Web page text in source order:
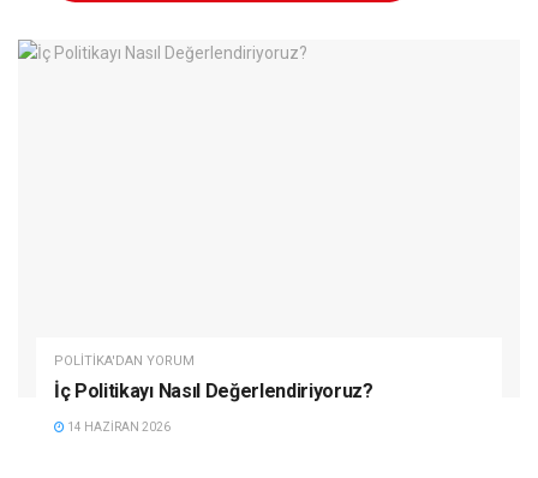
POLITIKA'DAN YORUM
İç Politikayı Nasıl Değerlendiriyoruz?
14 HAZIRAN 2026